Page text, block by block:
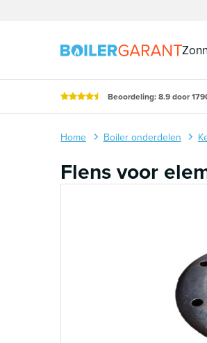
Beoordeling: 8.9 door
Home Boiler onderdelen
Flens voor